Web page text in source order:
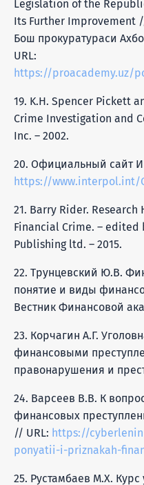
Legislation of the
Its Further Improvement
Бош прокуратураси
URL:
https://proacademy.uz/
19. K.H. Spencer Pickett
Crime Investigation and
Inc. – 2002.
20. Официальный сайт
https://www.interpol.int/
21. Barry Rider.
Financial Crime. – edited
Publishing ltd. – 2015.
22. Трунцевский Ю.В.
понятие и виды
Вестник Финансовой
23. Корчагин А.Г.
финансовыми
правонарушения и
24. Варсеев В.В. К
финансовых
// URL: https://
ponyatii-i-priznakah-
25. Рустамбаев М.Х. Курс